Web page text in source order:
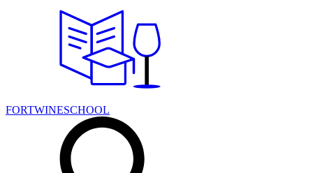
FORTWINESCHOOL